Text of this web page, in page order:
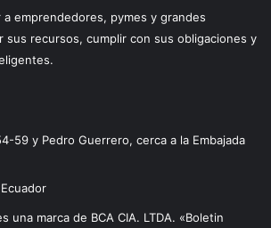
a emprendedores, pymes y grandes
sus recursos, cumplir con sus obligaciones y
59 y Pedro Guerrero, cerca a la Embajada
una marca de BCA CIA. LTDA. «Boletin